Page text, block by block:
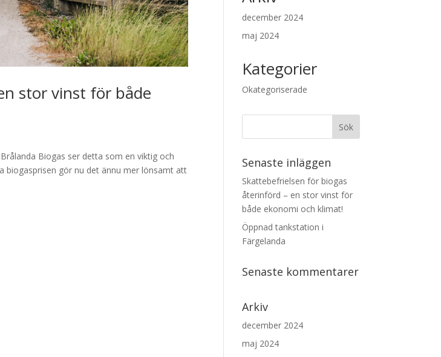
stor vinst för både
Biogas ser detta som en viktig och
biogasprisen gör nu det ännu mer lönsamt att
december 2024
maj 2024
Kategorier
Okategoriserade
Senaste inläggen
Skattebefrielsen för biogas
återinförd – en stor vinst för
både ekonomi och klimat!
Öppnad tankstation i
Färgelanda
Senaste kommentarer
Arkiv
december 2024
maj 2024